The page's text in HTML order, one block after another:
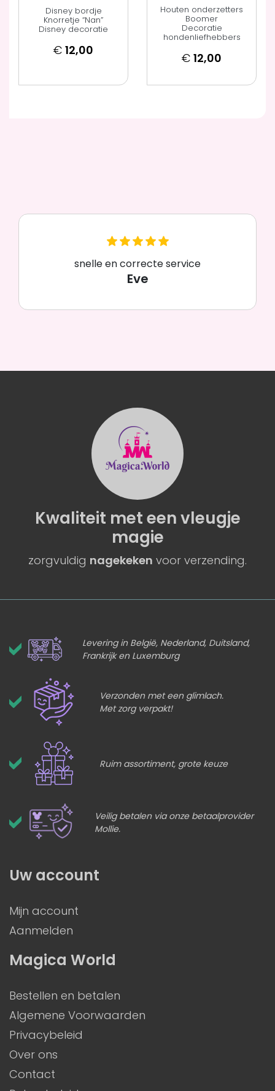
Disney bordje
Knorretje “Nan”
Disney decoratie
€ 12,00
Houten onderzetters
Boomer
Decoratie
hondenliefhebbers
€ 12,00
snelle en correcte service
Eve
Kwaliteit met eenvleugje
magie
zorgvuldig nagekeken voor verzending.
Levering in België, Nederland, Duitsland,
Frankrijk en Luxemburg
Verzonden met een glimlach.
Met zorg verpakt!
Ruim assortiment, grote keuze
Veilig betalen via onze betaalprovider
Mollie.
Magica World
Bestellen en betalen
Algemene Voorwaarden
Privacybeleid
Over ons
Contact
Uw account
Mijn account
Aanmelden